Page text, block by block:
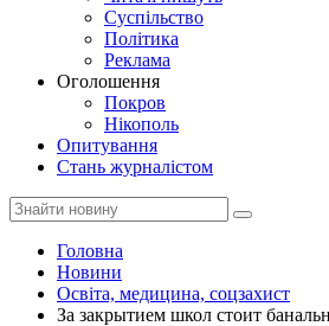
Суспільство
Політика
Реклама
Оголошення
Покров
Нікополь
Опитування
Стань журналістом
Головна
Новини
Освіта, медицина, соцзахист
За закрытием школ стоит